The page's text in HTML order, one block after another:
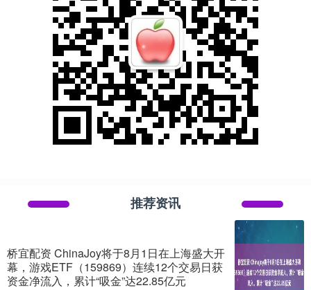
推荐资讯
桥宜配资 ChinaJoy将于8月1日在上海盛大开
幕，游戏ETF（159869）连续12个交易日获
资金净流入，累计“吸金”达22.85亿元